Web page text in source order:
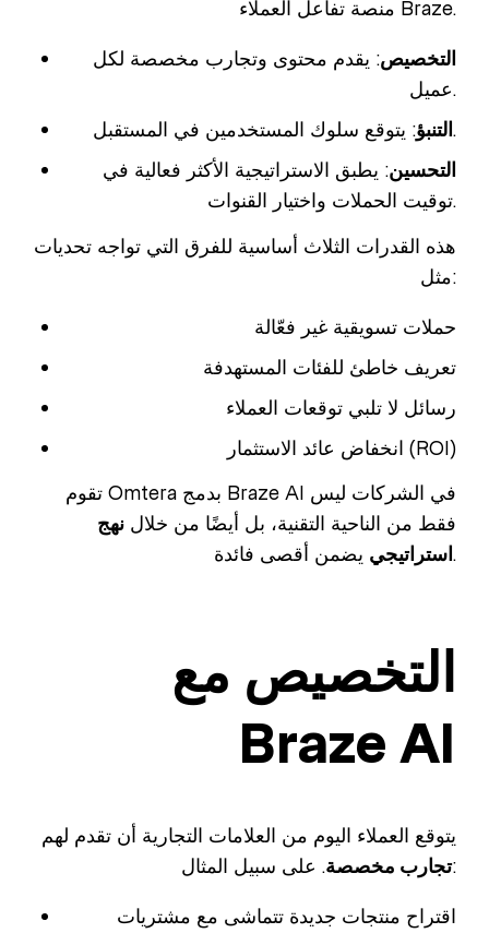
منصة تفاعل العملاء Braze.
التخصيص: يقدم محتوى وتجارب مخصصة لكل
عميل.
التنبؤ: يتوقع سلوك المستخدمين في المستقبل.
التحسين: يطبق الاستراتيجية الأكثر فعالية في
توقيت الحملات واختيار القنوات.
هذه القدرات الثلاث أساسية للفرق التي تواجه تحديات
مثل:
حملات تسويقية غير فعّالة
تعريف خاطئ للفئات المستهدفة
رسائل لا تلبي توقعات العملاء
انخفاض عائد الاستثمار (ROI)
تقوم Omtera بدمج Braze AI في الشركات ليس
فقط من الناحية التقنية، بل أيضًا من خلال نهج
استراتيجييضمن أقصى فائدة.
التخصيص مع
Braze AI
يتوقع العملاء اليوم من العلامات التجارية أن تقدم لهم
تجارب مخصصة. على سبيل المثال:
اقتراح منتجات جديدة تتماشى مع مشتريات